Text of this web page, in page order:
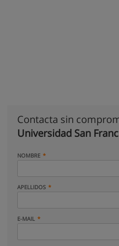
Contacta sin
Universidad San
NOMBRE
APELLIDOS
E-MAIL